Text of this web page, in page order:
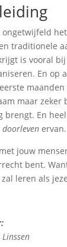
ongetwijfeld
traditionele
is vooral
En op
maar
brengt. En
doorleven ervan.
jouw
bent.
zal leren als